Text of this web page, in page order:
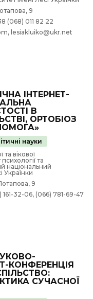
9
(068) 011 82 22
lesiakluiko@ukr.net
ІНТЕРНЕТ-
В
ОРТОБІОЗ
науки
вікової
та
національний
Українки
9
32-06, (066) 781-69-47
КОНФЕРЕНЦІЯ
СУЧАСНОЇ